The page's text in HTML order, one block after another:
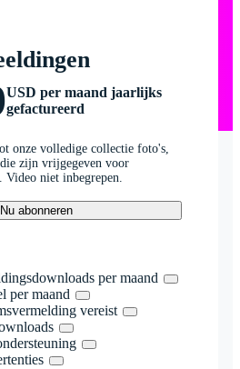
USD per maand jaarlijks
gefactureerd
onze volledige collectie foto's,
zijn vrijgegeven voor
niet inbegrepen.
Nu abonneren
per maand
per maand
vereist